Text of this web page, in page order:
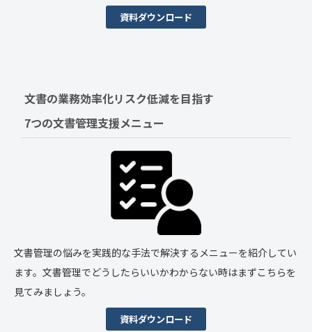
資料ダウンロード
文書の業務効率化リスク低減を目指す
7つの文書管理支援メニュー
文書管理の悩みを実践的な手法で解決するメニューを紹介してい
ます。文書管理でどうしたらいいかわからない時はまずこちらを
見てみましょう。
資料ダウンロード